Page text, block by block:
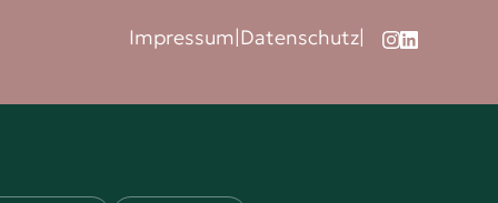
Impressum|Datenschutz|